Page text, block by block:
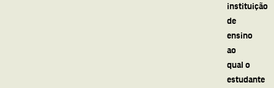
instituição
de
ensino
ao
qual o
estudante